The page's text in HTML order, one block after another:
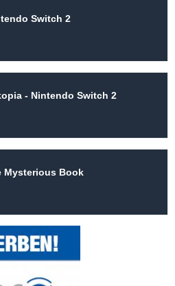
Switch 2
- Nintendo Switch 2
Mysterious Book